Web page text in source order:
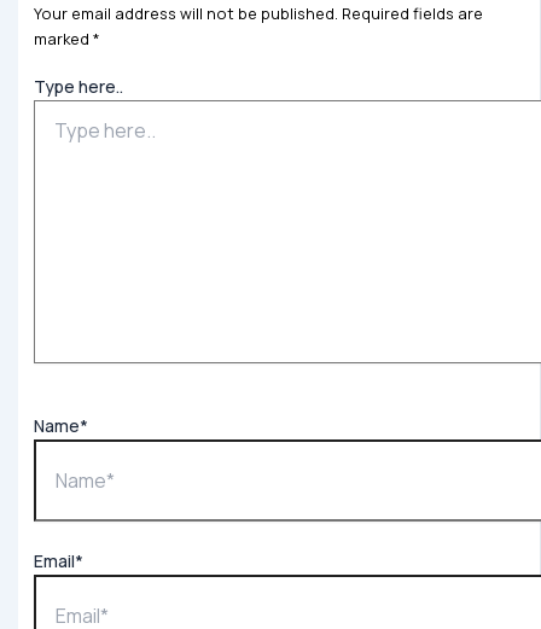
Your email address will not be published. Required fields are
marked *
Type here..
Name*
Email*